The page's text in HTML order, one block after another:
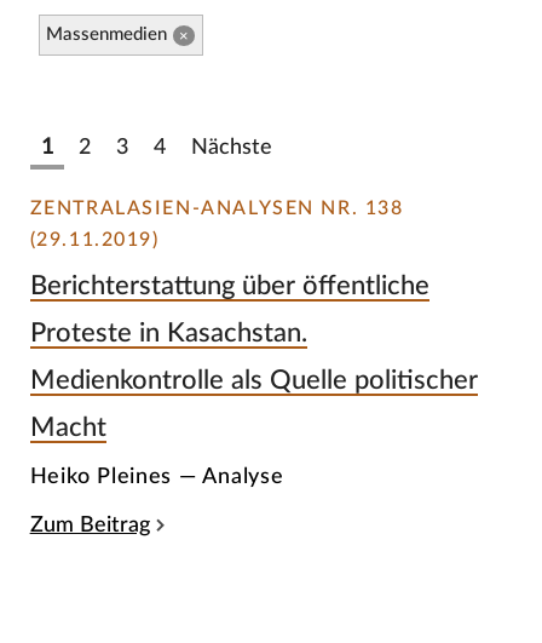
Massenmedien ×
1 2 3 4 Nächste
ZENTRALASIEN-ANALYSEN NR. 138
(29.11.2019)
Berichterstattung über öffentliche
Proteste in Kasachstan.
Medienkontrolle als Quelle politischer
Macht
Heiko Pleines — Analyse
Zum Beitrag